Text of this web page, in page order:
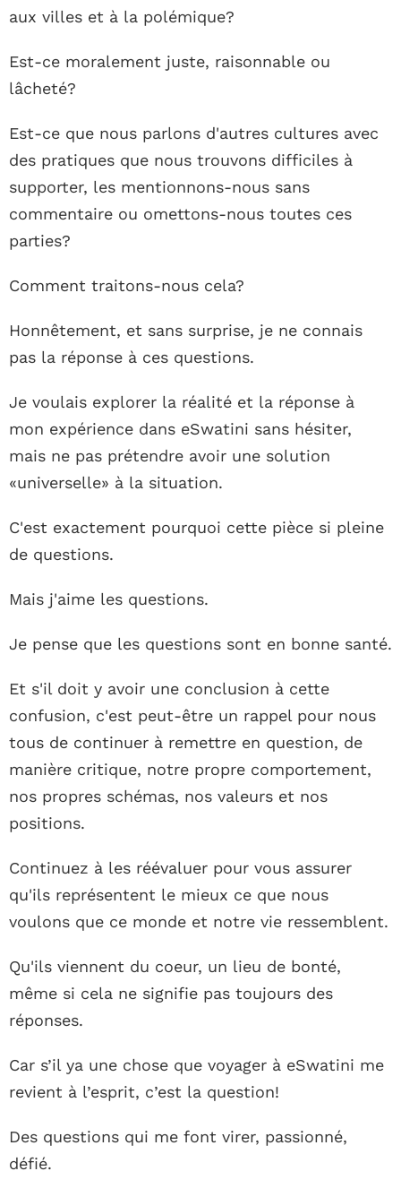
aux villes et à la polémique?
Est-ce moralement juste, raisonnable ou
lâcheté?
Est-ce que nous parlons d'autres cultures avec
des pratiques que nous trouvons difficiles à
supporter, les mentionnons-nous sans
commentaire ou omettons-nous toutes ces
parties?
Comment traitons-nous cela?
Honnêtement, et sans surprise, je ne connais
pas la réponse à ces questions.
Je voulais explorer la réalité et la réponse à
mon expérience dans eSwatini sans hésiter,
mais ne pas prétendre avoir une solution
«universelle» à la situation.
C'est exactement pourquoi cette pièce si pleine
de questions.
Mais j'aime les questions.
Je pense que les questions sont en bonne santé.
Et s'il doit y avoir une conclusion à cette
confusion, c'est peut-être un rappel pour nous
tous de continuer à remettre en question, de
manière critique, notre propre comportement,
nos propres schémas, nos valeurs et nos
positions.
Continuez à les réévaluer pour vous assurer
qu'ils représentent le mieux ce que nous
voulons que ce monde et notre vie ressemblent.
Qu'ils viennent du coeur, un lieu de bonté,
même si cela ne signifie pas toujours des
réponses.
Car s’il ya une chose que voyager à eSwatini me
revient à l’esprit, c’est la question!
Des questions qui me font virer, passionné,
défié.